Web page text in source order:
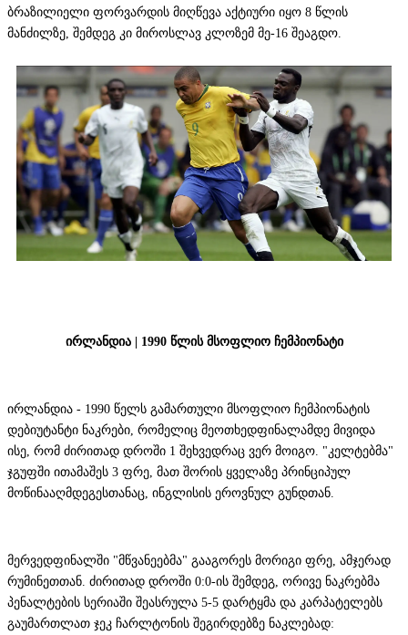
ბრაზილიელი ფორვარდის მიღწევა აქტიური იყო 8 წლის
მანძილზე, შემდეგ კი მიროსლავ კლოზემ მე-16 შეაგდო.
ირლანდია | 1990 წლის მსოფლიო ჩემპიონატი
ირლანდია - 1990 წელს გამართული მსოფლიო ჩემპიონატის
დებიუტანტი ნაკრები, რომელიც მეოთხედფინალამდე მივიდა
ისე, რომ ძირითად დროში 1 შეხვედრაც ვერ მოიგო. "კელტებმა"
ჯგუფში ითამაშეს 3 ფრე, მათ შორის ყველაზე პრინციპულ
მოწინააღმდეგესთანაც, ინგლისის ეროვნულ გუნდთან.
მერვედფინალში "მწვანეებმა" გააგორეს მორიგი ფრე, ამჯერად
რუმინეთთან. ძირითად დროში 0:0-ის შემდეგ, ორივე ნაკრებმა
პენალტების სერიაში შეასრულა 5-5 დარტყმა და კარპატელებს
გაუმართლათ ჯეკ ჩარლტონის შეგირდებზე ნაკლებად: